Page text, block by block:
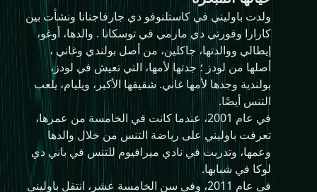
ولدت باوليني في كاستلنوفو دي جارفاجنانا ونشأت بين
كارارا وفورتي دي مارمي في توسكانا . والدها، أوغو،
إيطالي ووالدتها، جاكلين، من أصل بولندي وغاني ،
أصلها من لودز ؛ جدتها لأمها، التي تعيش في لودز،
بولندية وجدها لأمها غاني. شقيقها الأكبر، ويليام، يلعب
التنس أيضًا.
في عام 2001، عندما كانت في الخامسة من عمرها،
تعرفت باوليني على رياضة التنس من خلال والدها
وعمها، وتدربت في نادي ميرافيوم للتنس في باني دي
لوكا في شبابها.
في عام 2011، وفي سن الخامسة عشر، انتقل باوليني